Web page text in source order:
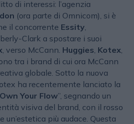
di interessi: l’agenzia
(ora parte di Omnicom), si è
il concorrente Essity,
Clark a spostare i suoi
, verso McCann. Huggies Kotex
tra i brand di cui ora McCann
globale. Sotto la nuova
ha recentemente lanciato la
Own Your Flow”, segnando un
visiva del brand, con il rosso
un’estetica più audace. Questa